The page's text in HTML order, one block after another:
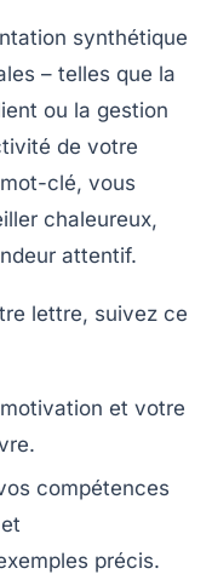
synthétique
– telles que la
ou la gestion
de votre
clé, vous
chaleureux,
attentif.
lettre, suivez ce
et votre
compétences
précis.